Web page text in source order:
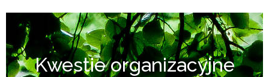
Kwestie organizacyjne